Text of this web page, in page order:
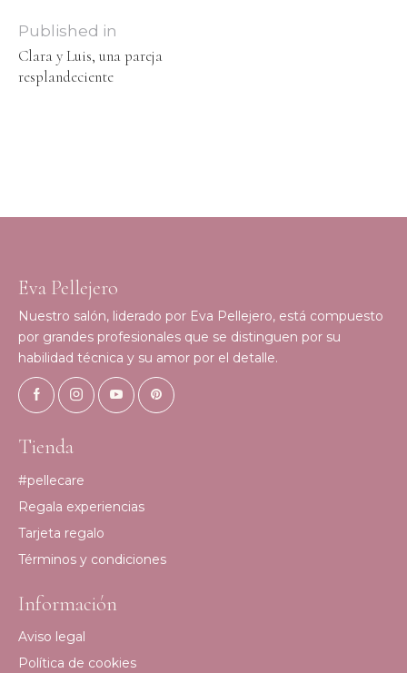
Published in
Clara y Luis, una pareja
resplandeciente
Eva Pellejero
Nuestro salón, liderado por Eva Pellejero, está compuesto
por grandes profesionales que se distinguen por su
habilidad técnica y su amor por el detalle.
Tienda
#pellecare
Regala experiencias
Tarjeta regalo
Términos y condiciones
Información
Aviso legal
Política de cookies